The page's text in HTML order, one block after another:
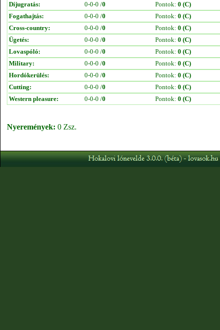
Díjugratás:
0-0-0 /0 Pontok: 0 (C)
Fogathajtás:
0-0-0 /0 Pontok: 0 (C)
Cross-country:
0-0-0 /0 Pontok: 0 (C)
Ügetés:
0-0-0 /0 Pontok: 0 (C)
Lovaspóló:
0-0-0 /0 Pontok: 0 (C)
Military:
0-0-0 /0 Pontok: 0 (C)
Hordókerülés:
0-0-0 /0 Pontok: 0 (C)
Cutting:
0-0-0 /0 Pontok: 0 (C)
Western pleasure:
0-0-0 /0 Pontok: 0 (C)
Nyeremények: 0 Zsz.